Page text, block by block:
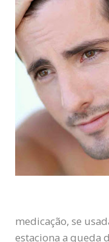
medicação, se
estaciona a queda